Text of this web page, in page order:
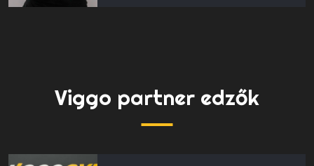
Viggo partner edzők